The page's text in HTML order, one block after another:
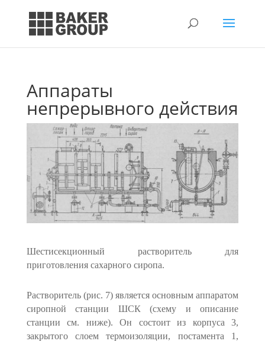
Аппараты
непрерывного действия
Шестисекционный растворитель для
приготовления сахарного си­ропа.
Растворитель (рис. 7) является основным аппаратом
сиропной стан­ции ШСК (схему и описание
станции см. ниже). Он состоит из корпуса 3,
закрытого слоем термоизоляции, постамента 1,